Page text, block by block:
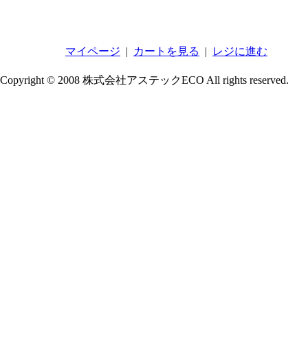
マイページ | カートを見る | レジに進む
Copyright © 2008 株式会社アステックECO All rights reserved.